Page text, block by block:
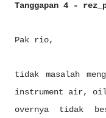
Tanggapan 4 -
Pak rio,
tidak masalah
instrument air,
overnya tidak